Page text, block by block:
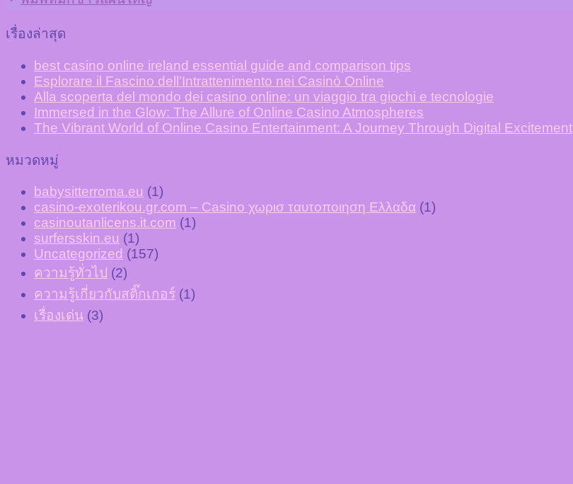
เรื่องล่าสุด
best casino online ireland essential guide and comparison tips
Esplorare il Fascino dell’Intrattenimento nei Casinò Online
Alla scoperta del mondo dei casino online: un viaggio tra giochi e tecnologie
Immersed in the Glow: The Allure of Online Casino Atmospheres
The Vibrant World of Online Casino Entertainment: A Journey Through Digital Excitement
หมวดหมู่
babysitterroma.eu (1)
casino-exoterikou.gr.com – Casino χωρισ ταυτοποιηση Ελλαδα (1)
casinoutanlicens.it.com (1)
surfersskin.eu (1)
Uncategorized (157)
ความรู้ทั่วไป
(2)
ความรู้เกี่ยวกับสติ๊กเกอร์ (1)
เรื่องเด่น (3)